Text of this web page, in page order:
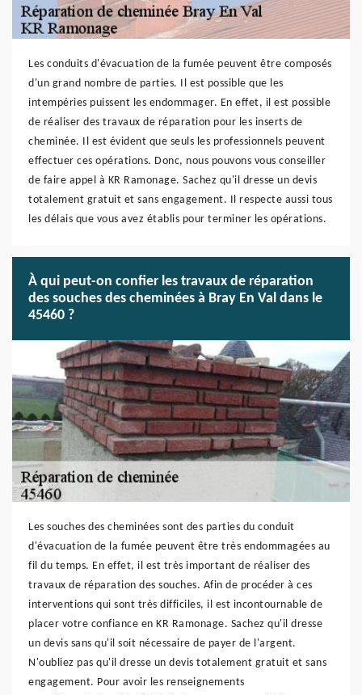
Les conduits d'évacuation de la fumée peuvent être composés
d'un grand nombre de parties. Il est possible que les
intempéries puissent les endommager. En effet, il est possible
de réaliser des travaux de réparation pour les inserts de
cheminée. Il est évident que seuls les professionnels peuvent
effectuer ces opérations. Donc, nous pouvons vous conseiller
de faire appel à KR Ramonage. Sachez qu'il dresse un devis
totalement gratuit et sans engagement. Il respecte aussi tous
les délais que vous avez établis pour terminer les opérations.
À qui peut-on confier les travaux de réparation
des souches des cheminées à Bray En Val dans le
45460 ?
Les souches des cheminées sont des parties du conduit
d'évacuation de la fumée peuvent être très endommagées au
fil du temps. En effet, il est très important de réaliser des
travaux de réparation des souches. Afin de procéder à ces
interventions qui sont très difficiles, il est incontournable de
placer votre confiance en KR Ramonage. Sachez qu'il dresse
un devis sans qu'il soit nécessaire de payer de l'argent.
N'oubliez pas qu'il dresse un devis totalement gratuit et sans
engagement. Pour avoir les renseignements